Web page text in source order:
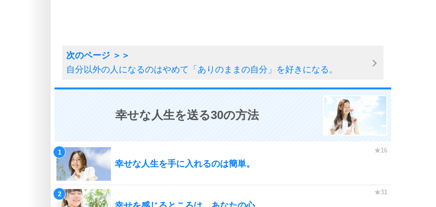
自分以外の人になるのはやめて「ありのままの自分」を好きになる。
幸せな人生を送る30の方法
幸せな人生を手に入れるのは簡単。